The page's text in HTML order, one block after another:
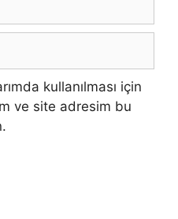
kullanılması için
ve site adresim bu